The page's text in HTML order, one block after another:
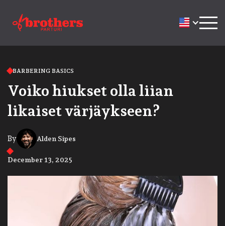
BARBERING BASICS
Voiko hiukset olla liian
likaiset värjäykseen?
By Alden Sipes
December 13, 2025